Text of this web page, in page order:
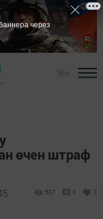
өчен штраф
537 0 0
через